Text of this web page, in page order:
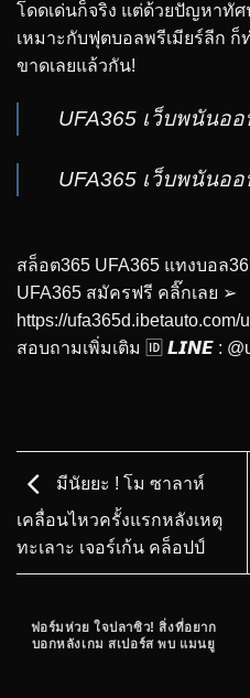
โดดเด่นก็จริง แต่ด้วยปัญหาทั
เหมาะกับฟุตบอลพรีเมียร์ลีก ก็
ขาดเลยแล้วกัน!
UFA365 เว็บพนันอ
UFA365 เว็บพนันอ
สล็อต365 UFA365 แทงบอล
UFA365 สมัครฟรี คลิ๊กเลย ➢
https://ufa365d.ibetauto.com/
สอบถามเพิ่มเติม 🆔 𝙇𝙄𝙉𝙀 :
มีนัยยะ ! โม ซาลาห์
เคลื่อนไหวครั้งแรกหลังเหตุ
ทะเลาะ เจอร์เก้น คล็อปป์
ฟอร์มห่วย ใจปลาซิว! สิ่งที่อยาก
บอกหลังเกม สเปอร์ส พบ แมนยู